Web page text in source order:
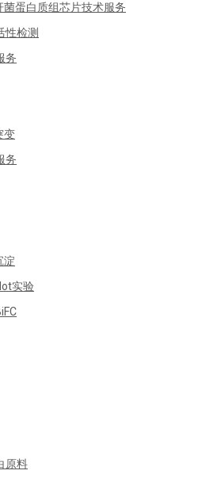
菌蛋白质组芯片技术服务
性检测
务
变
务
淀
实验
原料